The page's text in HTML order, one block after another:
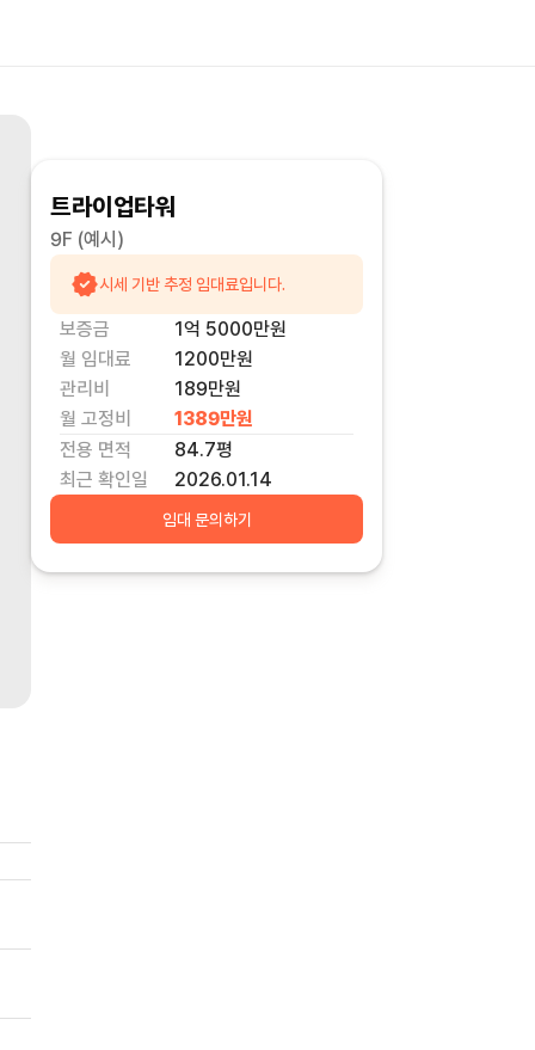
트라이업타워
9F (예시)
시세 기반 추정 임대료입니다.
보증금 1억 5000만원
월 임대료
1200만원
관리비
189만원
월 고정비
1389만원
전용 면적
84.7평
최근 확인일
2026.01.14
임대 문의하기